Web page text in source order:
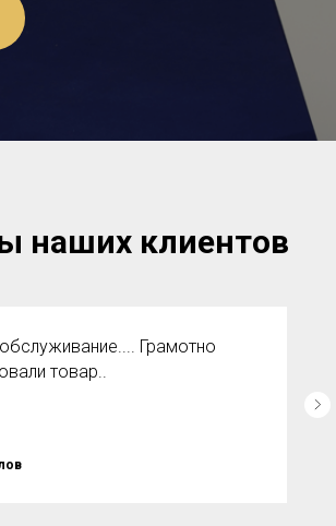
наших клиентов
Грамотно
товар..